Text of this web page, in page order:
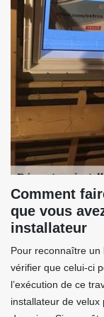
Comment
que vous
installateur
Pour reconnaître
vérifier que celui-ci
l’exécution de ce
installateur de